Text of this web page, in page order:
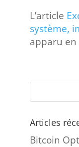
L’article
système,
apparu
Articles
Bitcoin